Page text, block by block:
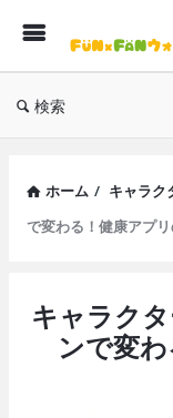
検索
ホーム / キャラク
で変わる！健康アプ
ウキャラク
ンで変